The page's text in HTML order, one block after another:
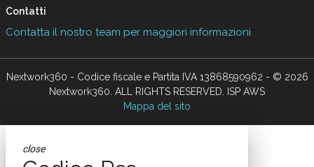
Contatti
Contatta il nostro team per maggiori informazioni
Nextwork360 - Codice fiscale e Partita IVA 13868590962 - © 2026
Nextwork360. ALL RIGHTS RESERVED. ISP AWS
Mappa del sito
close